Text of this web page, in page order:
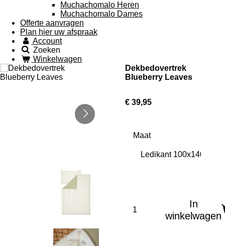
Muchachomalo Heren
Muchachomalo Dames
Offerte aanvragen
Plan hier uw afspraak
Account
Zoeken
Winkelwagen
Dekbedovertrek
Blueberry Leaves
€ 39,95
Maat
In
winkelwagen